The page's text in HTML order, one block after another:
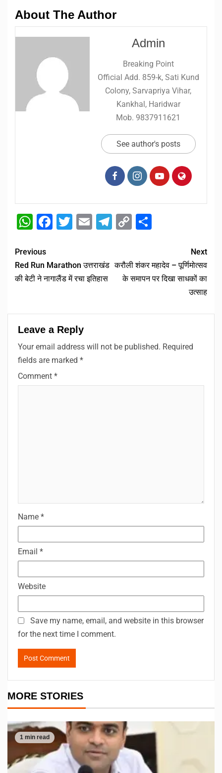
About The Author
Admin
Breaking Point
Official Add. 859-k, Sati Kund
Colony, Sarvapriya Vihar,
Kankhal, Haridwar
Mob. 9837911621
See author's posts
WhatsApp
Facebook
Twitter
EmailTelegram
Copy
Previous
Red Run Marathon उत्तराखंड
की बेटी ने नागालैंड में रचा इतिहास
Next
करौली शंकर महादेव – पूर्णिमोत्सव
के समापन पर दिखा साधकों का
उत्साह
Leave a Reply
Your email address will not be published. Required
fields are marked *
Comment *
Name *
Email *
Website
Save my name, email, and website in this browser
for the next time I comment.
MORE STORIES
1 min read